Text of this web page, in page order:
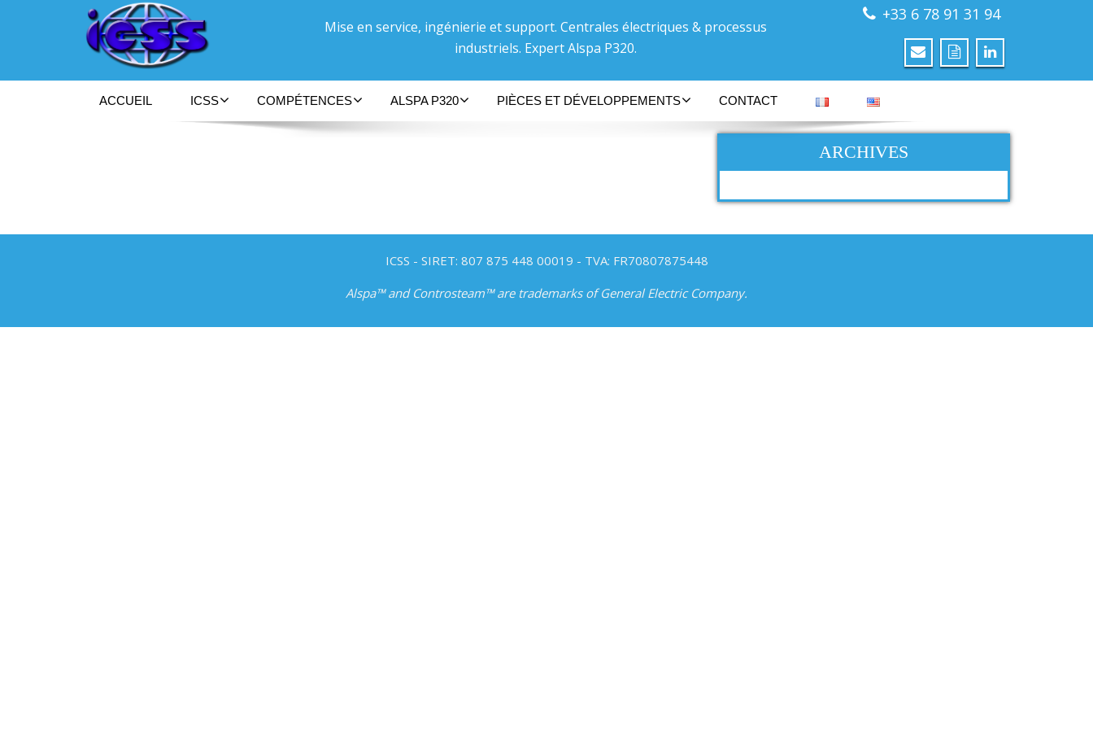
Mise en service, ingénierie et support. Centrales électriques & processus
industriels. Expert Alspa P320.
+33 6 78 91 31 94
ACCUEIL ICSS COMPÉTENCES ALSPA P320 PIÈCES ET DÉVELOPPEMENTS CONTACT
ARCHIVES
ICSS - SIRET: 807 875 448 00019 - TVA: FR70807875448
Alspa™ and Controsteam™ are trademarks of General Electric Company.